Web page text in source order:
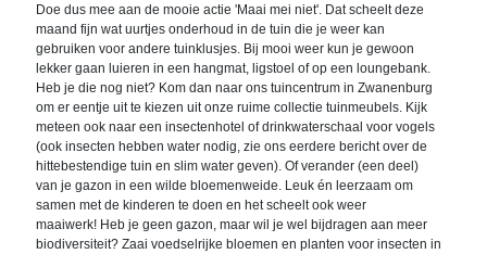
Doe dus mee aan de mooie actie 'Maai mei niet'. Dat scheelt deze
maand fijn wat uurtjes onderhoud in de tuin die je weer kan
gebruiken voor andere tuinklusjes. Bij mooi weer kun je gewoon
lekker gaan luieren in een hangmat, ligstoel of op een loungebank.
Heb je die nog niet? Kom dan naar ons tuincentrum in Zwanenburg
om er eentje uit te kiezen uit onze ruime collectie tuinmeubels. Kijk
meteen ook naar een insectenhotel of drinkwaterschaal voor vogels
(ook insecten hebben water nodig, zie ons eerdere bericht over de
hittebestendige tuin en slim water geven). Of verander (een deel)
van je gazon in een wilde bloemenweide. Leuk én leerzaam om
samen met de kinderen te doen en het scheelt ook weer
maaiwerk! Heb je geen gazon, maar wil je wel bijdragen aan meer
biodiversiteit? Zaai voedselrijke bloemen en planten voor insecten in